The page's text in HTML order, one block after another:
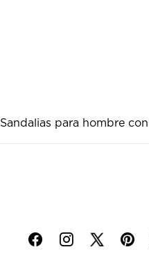
Sandalias para hombre
f i p